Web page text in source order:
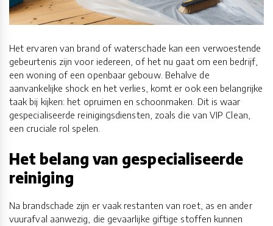
Het ervaren van brand of waterschade kan een verwoestende
gebeurtenis zijn voor iedereen, of het nu gaat om een bedrijf,
een woning of een openbaar gebouw. Behalve de
aanvankelijke shock en het verlies, komt er ook een belangrijke
taak bij kijken: het opruimen en schoonmaken. Dit is waar
gespecialiseerde reinigingsdiensten, zoals die van VIP Clean,
een cruciale rol spelen.
Het belang van gespecialiseerde
reiniging
Na brandschade zijn er vaak restanten van roet, as en ander
vuurafval aanwezig, die gevaarlijke giftige stoffen kunnen